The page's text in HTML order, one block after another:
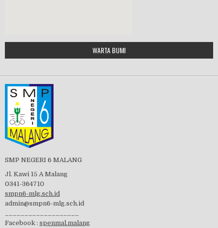
Tes Matrikulasi 2019
visitasi PPK 2019
Google Maps Generator by
embedgooglemap.net
WARTA BUMI
SMP NEGERI 6 MALANG
Jl. Kawi 15 A Malang
0341-364710
smpn6-mlg.sch.id
admin@smpn6-mlg.sch.id
Facebook : spenmal.malang